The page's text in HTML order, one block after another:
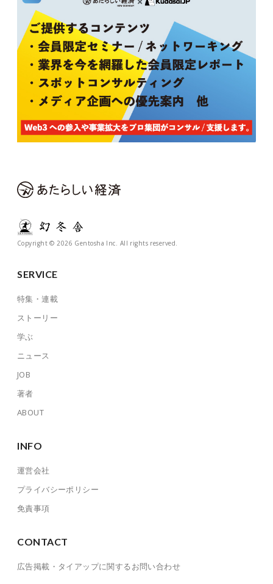
Copyright © 2026 Gentosha Inc. All rights reserved.
SERVICE
特集・連載
ストーリー
学ぶ
ニュース
JOB
著者
ABOUT
INFO
運営会社
プライバシーポリシー
免責事項
CONTACT
広告掲載・タイアップに関するお問い合わせ